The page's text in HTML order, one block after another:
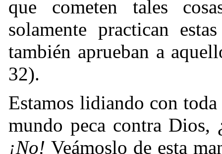
que cometen tales
solamente practican
también aprueban a
32).
Estamos lidiando con
mundo peca contra Dios,
¡No! Veámoslo de esta